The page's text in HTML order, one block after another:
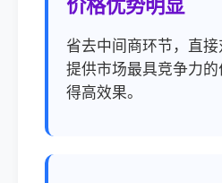
价格优势明显
省去中间商环节，直接
提供市场最具竞争力
得高效果。